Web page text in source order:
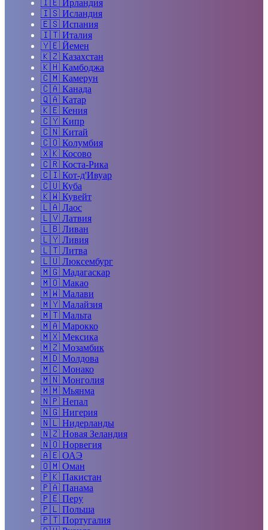
🇮🇪 Ирландия
🇮🇸 Исландия
🇪🇸 Испания
🇮🇹 Италия
🇾🇪 Йемен
🇰🇿 Казахстан
🇰🇭 Камбоджа
🇨🇲 Камерун
🇨🇦 Канада
🇶🇦 Катар
🇰🇪 Кения
🇨🇾 Кипр
🇨🇳 Китай
🇨🇴 Колумбия
🇽🇰 Косово
🇨🇷 Коста-Рика
🇨🇮 Кот-д'Ивуар
🇨🇺 Куба
🇰🇼 Кувейт
🇱🇦 Лаос
🇱🇻 Латвия
🇱🇧 Ливан
🇱🇾 Ливия
🇱🇹 Литва
🇱🇺 Люксембург
🇲🇬 Мадагаскар
🇲🇴 Макао
🇲🇼 Малави
🇲🇾 Малайзия
🇲🇹 Мальта
🇲🇦 Марокко
🇲🇽 Мексика
🇲🇿 Мозамбик
🇲🇩 Молдова
🇲🇨 Монако
🇲🇳 Монголия
🇲🇲 Мьянма
🇳🇵 Непал
🇳🇬 Нигерия
🇳🇱 Нидерланды
🇳🇿 Новая Зеландия
🇳🇴 Норвегия
🇦🇪 ОАЭ
🇴🇲 Оман
🇵🇰 Пакистан
🇵🇦 Панама
🇵🇪 Перу
🇵🇱 Польша
🇵🇹 Португалия